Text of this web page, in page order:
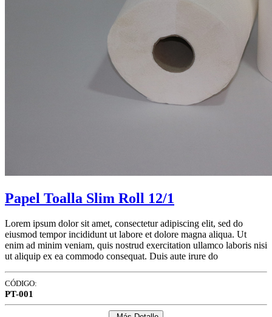
Papel Toalla Slim Roll 12/1
Lorem ipsum dolor sit amet, consectetur adipiscing elit, sed do
eiusmod tempor incididunt ut labore et dolore magna aliqua. Ut
enim ad minim veniam, quis nostrud exercitation ullamco laboris nisi
ut aliquip ex ea commodo consequat. Duis aute irure do
CÓDIGO:
PT-001